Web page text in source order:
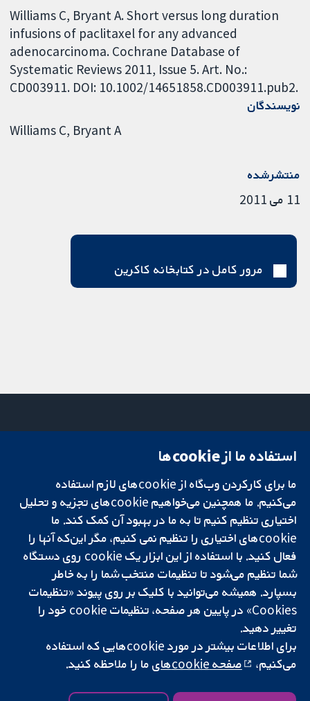
Williams C, Bryant A. Short versus long duration
infusions of paclitaxel for any advanced
adenocarcinoma. Cochrane Database of
Systematic Reviews 2011, Issue 5. Art. No.:
CD003911. DOI: 10.1002/14651858.CD003911.pub2.
نویسندگان
Williams C Bryant A
منتشرشده
11 می 2011
مرور کامل در کتابخانه کاکرین
تحقیقات قابل
اعتماد.
تصمیم‌گیری آگاهانه.
سلامت بهتر.
میدان کاوندیش
لندن
W1G 0AN
بریتانیا
دفتر رسانه‌ای
درباره ما
فرصت‌های
شغلی
Cochrane
Library
شبکه همکاری کاکرین، یک مؤسسه خیریه (شماره 1045921) و یک شرکت با
و ولز است. شماره ثبت مالیات بر ارزش افزوده: GB 718 2127 49.
کپی‌رایت © ۲۰۲۵ همکاری کاکرین
شرایط و ضوابط وب‌سایت|سلب مسئولیت|حریم خصوصی
استفاده ما از cookie‌ها
ما برای کارکردن وب‌گاه از cookie‌های لازم استفاده
می‌کنیم. ما همچنین می‌خواهیم cookie‌های تجزیه و تحلیل
اختیاری تنظیم کنیم تا به ما در بهبود آن کمک کند. ما
cookie‌های اختیاری را تنظیم نمی کنیم، مگر این‌که آنها را
فعال کنید. با استفاده از این ابزار یک cookie‌ روی دستگاه
شما تنظیم می‌شود تا تنظیمات منتخب شما را به خاطر
بسپارد. همیشه می‌توانید با کلیک بر روی پیوند «تنظیمات
Cookies» در پایین هر صفحه، تنظیمات cookie‌ خود را
تغییر دهید.
برای اطلاعات بیشتر در مورد cookie‌هایی که استفاده
می‌کنیم،
صفحه cookie‌های ما را ملاحظه کنید.